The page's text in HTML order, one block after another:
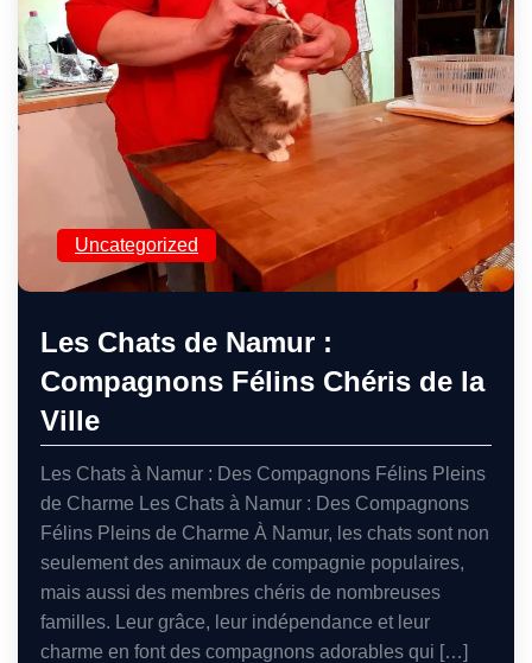
Uncategorized
Les Chats de Namur :
Compagnons Félins Chéris de la
Ville
Les Chats à Namur : Des Compagnons Félins Pleins
de Charme Les Chats à Namur : Des Compagnons
Félins Pleins de Charme À Namur, les chats sont non
seulement des animaux de compagnie populaires,
mais aussi des membres chéris de nombreuses
familles. Leur grâce, leur indépendance et leur
charme en font des compagnons adorables qui […]